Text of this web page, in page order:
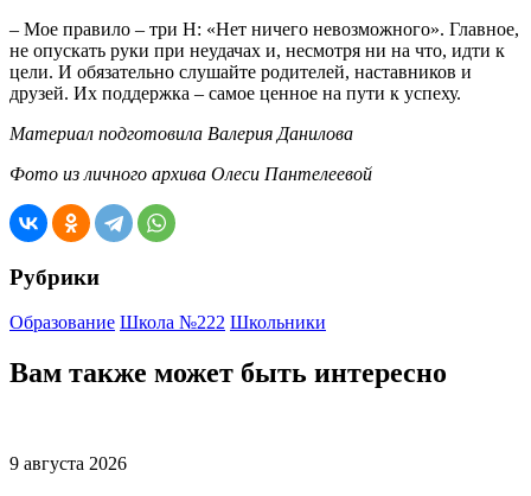
– Мое правило – три Н: «Нет ничего невозможного». Главное,
не опускать руки при неудачах и, несмотря ни на что, идти к
цели. И обязательно слушайте родителей, наставников и
друзей. Их поддержка – самое ценное на пути к успеху.
Материал подготовила Валерия Данилова
Фото из личного архива Олеси Пантелеевой
Рубрики
Образование Школа №222 Школьники
Вам также может быть интересно
9 августа 2026